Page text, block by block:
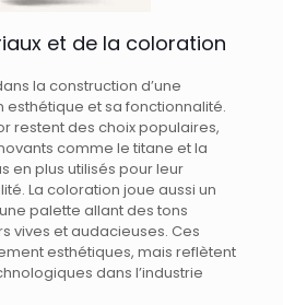
et de la coloration
la construction d’une
esthétique et sa fonctionnalité.
restent des choix populaires,
comme le titane et la
en plus utilisés pour leur
La coloration joue aussi un
palette allant des tons
vives et audacieuses. Ces
esthétiques, mais reflètent
dans l’industrie